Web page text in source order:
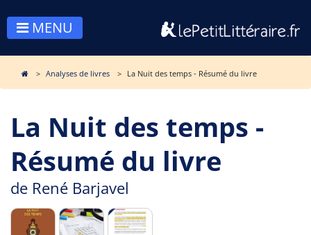
MENU
Analyses de livres La Nuit des temps - Résumé du livre
La Nuit des temps -
Résumé du livre
de René Barjavel